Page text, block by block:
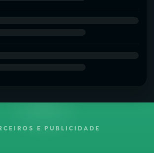
E PUBLICIDADE